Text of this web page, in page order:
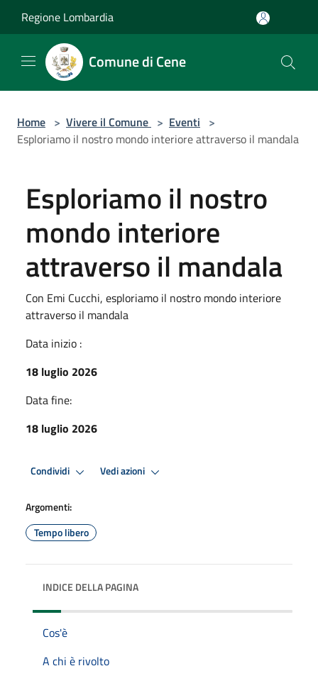
Regione Lombardia
Comune di Cene
Home > Vivere il Comune > Eventi >
Esploriamo il nostro mondo interiore attraverso il mandala
Esploriamo il nostro
mondo interiore
attraverso il mandala
Con Emi Cucchi, esploriamo il nostro mondo interiore
attraverso il mandala
Data inizio :
18 luglio 2026
Data fine:
18 luglio 2026
Condividi Vedi azioni
Argomenti:
Tempo libero
INDICE DELLA PAGINA
Cos'è
A chi è rivolto